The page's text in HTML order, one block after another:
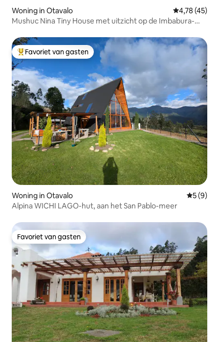
Woning in Otavalo Gemiddelde
4,78 (45)
Mushuc Nina Tiny House met uitzicht op de Imbabura-
Topfavoriet van gasten
Favoriet van gasten
Woning in Otavalo
5 (9)
Alpina WICHI LAGO-hut, aan het San Pablo-meer
Favoriet van gasten
Favoriet van gasten